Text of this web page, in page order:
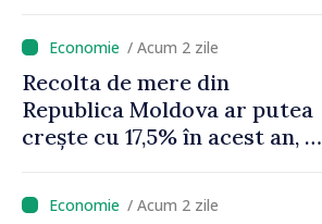
puțin munca, stimulăm
investițiile, taxăm viciile și
echilibrăm taxarea
consumului”
/ Acum 2 zile
Recolta de mere din
Republica Moldova ar putea
crește cu 17,5% în acest an, în
este estimată în scădere
/ Acum 2 zile